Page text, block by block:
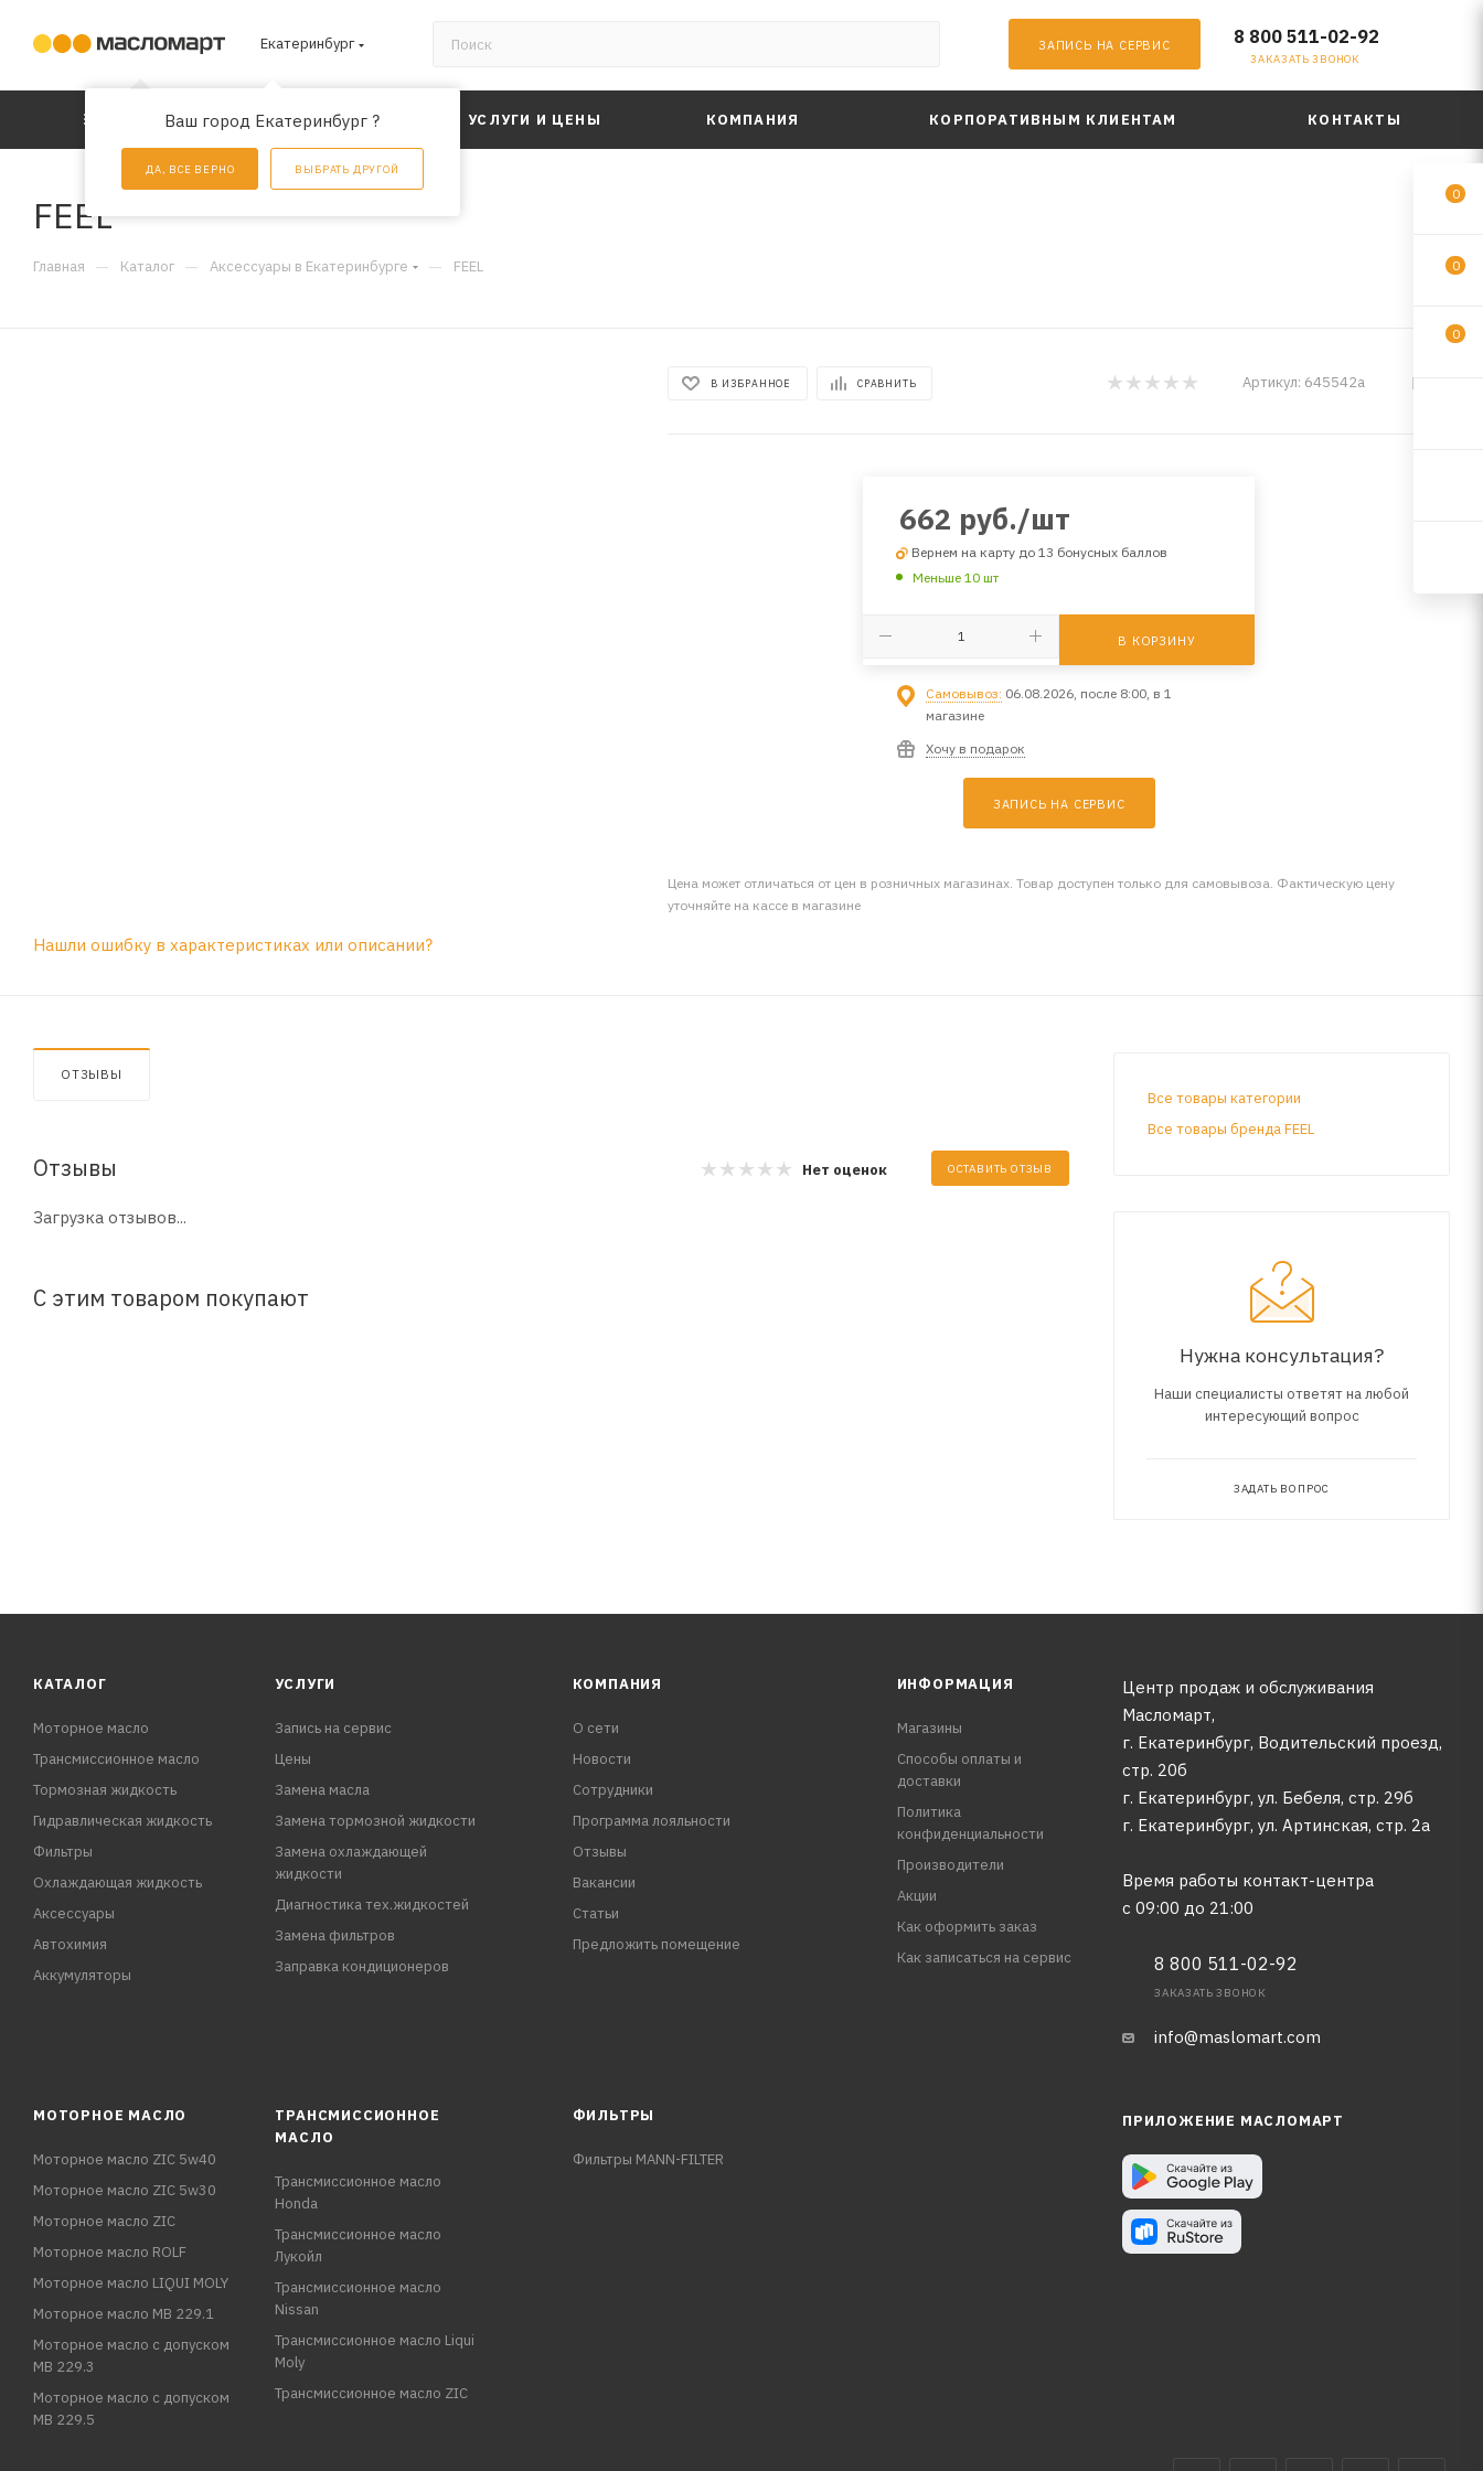
Екатеринбург
Ваш город Екатеринбург ?
ДА, ВСЕ ВЕРНО ВЫБРАТЬ ДРУГОЙ
ЗАПИСЬ НА СЕРВИС 8 800 511-02-92
ЗАКАЗАТЬ ЗВОНОК
КАТАЛОГ АКЦИИ УСЛУГИ И ЦЕНЫ КОМПАНИЯ КОРПОРАТИВНЫМ КЛИЕНТАМ КОНТАКТЫ
FEEL
Главная — Каталог — Аксессуары в Екатеринбурге — FEEL
В ИЗБРАННОЕ СРАВНИТЬ Артикул: 645542a FEEL
662 руб./шт
Вернем на карту до 13 бонусных баллов
Меньше 10 шт
В КОРЗИНУ
Самовывоз: 06.08.2026, после 8:00, в 1
магазине
Хочу в подарок
ЗАПИСЬ НА СЕРВИС
Цена может отличаться от цен в розничных магазинах. Товар доступен только для самовывоза. Фактическую цену
уточняйте на кассе в магазине
Нашли ошибку в характеристиках или описании?
ОТЗЫВЫ
Отзывы Нет оценок ОСТАВИТЬ ОТЗЫВ
Загрузка отзывов...
С этим товаром покупают
Все товары категории
Все товары бренда FEEL
Нужна консультация?
Наши специалисты ответят на любой
интересующий вопрос
ЗАДАТЬ ВОПРОС
КАТАЛОГ
Моторное масло
Трансмиссионное масло
Тормозная жидкость
Гидравлическая жидкость
Фильтры
Охлаждающая жидкость
Аксессуары
Автохимия
Аккумуляторы
УСЛУГИ
Запись на сервис
Цены
Замена масла
Замена тормозной жидкости
Замена охлаждающей
жидкости
Диагностика тех.жидкостей
Замена фильтров
Заправка кондиционеров
КОМПАНИЯ
О сети
Новости
Сотрудники
Программа лояльности
Отзывы
Вакансии
Статьи
Предложить помещение
ИНФОРМАЦИЯ
Магазины
Способы оплаты и
доставки
Политика
конфиденциальности
Производители
Акции
Как оформить заказ
Как записаться на сервис
Центр продаж и обслуживания
Масломарт,
г. Екатеринбург, Водительский проезд,
стр. 20б
г. Екатеринбург, ул. Бебеля, стр. 29б
г. Екатеринбург, ул. Артинская, стр. 2а
Время работы контакт-центра
с 09:00 до 21:00
8 800 511-02-92
ЗАКАЗАТЬ ЗВОНОК
info@maslomart.com
МОТОРНОЕ МАСЛО
Моторное масло ZIC 5w40
Моторное масло ZIC 5w30
Моторное масло ZIC
Моторное масло ROLF
Моторное масло LIQUI MOLY
Моторное масло MB 229.1
Моторное масло с допуском
MB 229.3
Моторное масло с допуском
MB 229.5
ТРАНСМИССИОННОЕ
МАСЛО
Трансмиссионное масло
Honda
Трансмиссионное масло
Лукойл
Трансмиссионное масло
Nissan
Трансмиссионное масло Liqui
Moly
Трансмиссионное масло ZIC
ФИЛЬТРЫ
Фильтры MANN-FILTER
ПРИЛОЖЕНИЕ МАСЛОМАРТ
0
0
0